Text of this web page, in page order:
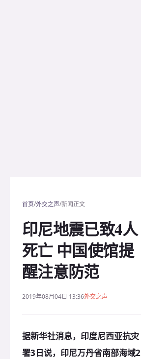
首页/外交之声/新闻正文
印尼地震已致4人
死亡 中国使馆提
醒注意防范
2019年08月04日 13:36外交之声
据新华社消息，印度尼西亚抗灾
署3日说，印尼万丹省南部海域2